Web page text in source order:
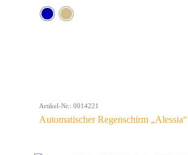
Artikel-Nr.: 0014221
Automatischer Regenschirm „Alessia“